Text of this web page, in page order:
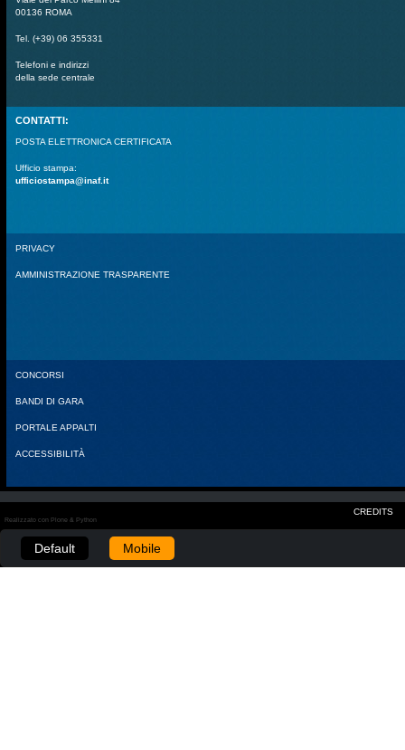
00136 ROMA
Tel. (+39) 06 355331
Telefoni e indirizzi
della sede centrale
CONTATTI:
POSTA ELETTRONICA CERTIFICATA
Ufficio stampa:
ufficiostampa@inaf.it
PRIVACY
AMMINISTRAZIONE TRASPARENTE
CONCORSI
BANDI DI GARA
PORTALE APPALTI
ACCESSIBILITÀ
CREDITS
Realizzato con Plone & Python
Default Mobile